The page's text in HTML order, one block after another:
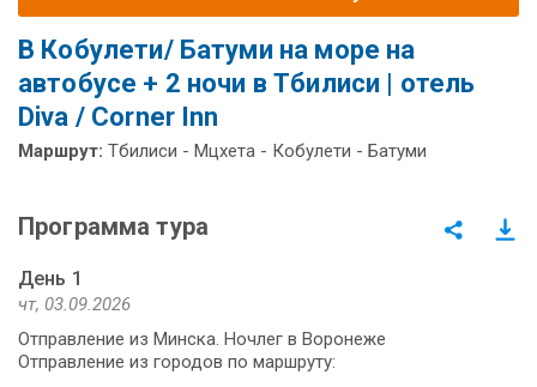
В Кобулети/ Батуми на море на
автобусе + 2 ночи в Тбилиси | отель
Diva / Corner Inn
Маршрут: Тбилиси - Мцхета - Кобулети - Батуми
Программа тура
День 1
чт, 03.09.2026
Отправление из Минска. Ночлег в Воронеже
Отправление из городов по маршруту: